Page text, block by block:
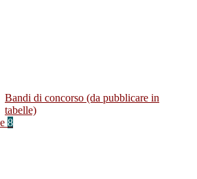
Bandi di concorso (da pubblicare in
tabelle)
8